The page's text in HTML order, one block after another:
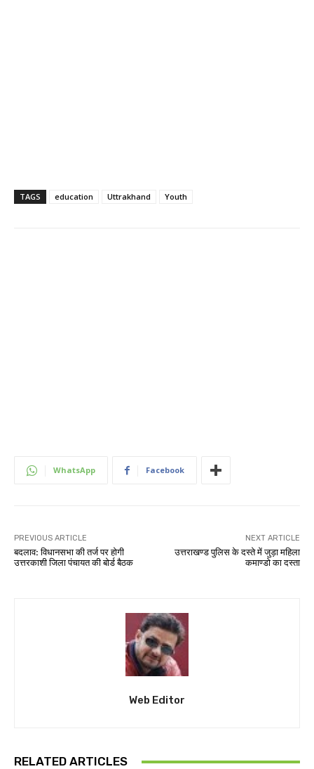
TAGS education Uttrakhand Youth
WhatsApp Facebook
PREVIOUS ARTICLE
बदलाव: विधानसभा की तर्ज पर होगी
उत्तरकाशी जिला पंचायत की बोर्ड बैठक
NEXT ARTICLE
उत्तराखण्ड पुलिस के दस्ते में जुड़ा महिला
कमाण्डो का दस्ता
Web Editor
RELATED ARTICLES